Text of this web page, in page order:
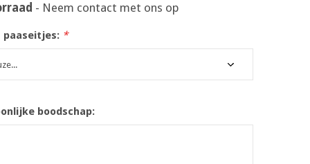
- Neem contact met ons op
*
boodschap: